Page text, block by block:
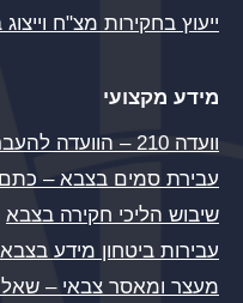
ייעוץ בחקירות מצ"ח
מידע מקצועי
וועדה 210 – הוועדה להעברת כלואים
עבירת סמים בצבא –
שיבוש הליכי חקירה בצבא
עבירות ביטחון מידע בצבא
מעצר ומאסר צבאי –